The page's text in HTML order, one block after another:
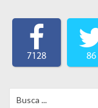
7128 86